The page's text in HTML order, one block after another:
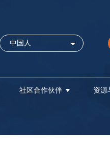
社区合作伙伴 资源